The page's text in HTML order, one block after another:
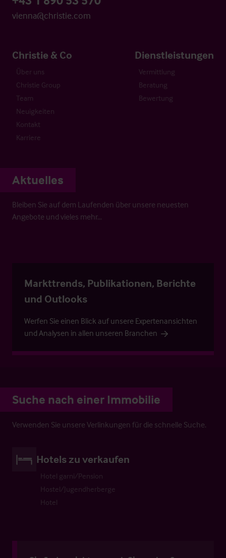
vienna@christie.com
Christie & Co
Über uns
Christie Group
Team
Neuigkeiten
Kontakt
Karriere
Dienstleistungen
Vermittlung
Beratung
Bewertung
Aktuelles
Bleiben Sie auf dem Laufenden über unsere neuesten
Angebote und vieles mehr…
Markttrends, Publikationen, Berichte
und Outlooks
Werfen Sie einen Blick auf unsere Expertenansichten
und Analysen in allen unseren Branchen
Suche nach einer Immobilie
Verwenden Sie unsere Verlinkungen für die schnelle Suche.
Hotels zu verkaufen
Hotel garni/Pension
Hostel/Jugendherberge
Hotel